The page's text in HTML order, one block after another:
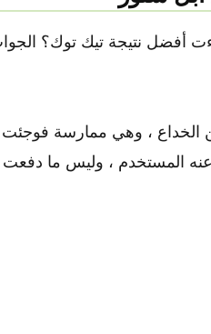
أفضل نتيجة تيك توك؟
الخداع ، وهي ممارسة
المستخدم ، وليس ما دفعت